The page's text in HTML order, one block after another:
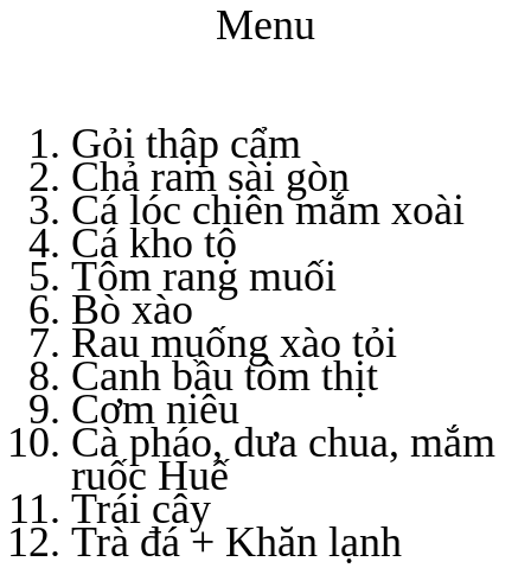
Menu
Gỏi thập cẩm
Chả ram sài gòn
Cá lóc chiên mắm xoài
Cá kho tộ
Tôm rang muối
Bò xào
Rau muống xào tỏi
Canh bầu tôm thịt
Cơm niêu
Cà pháo, dưa chua, mắm
ruốc Huế
Trái cây
Trà đá + Khăn lạnh